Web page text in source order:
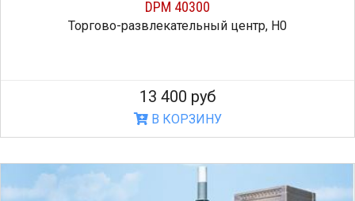
DPM 40300
Торгово-развлекательный центр, H0
13 400 руб
В КОРЗИНУ